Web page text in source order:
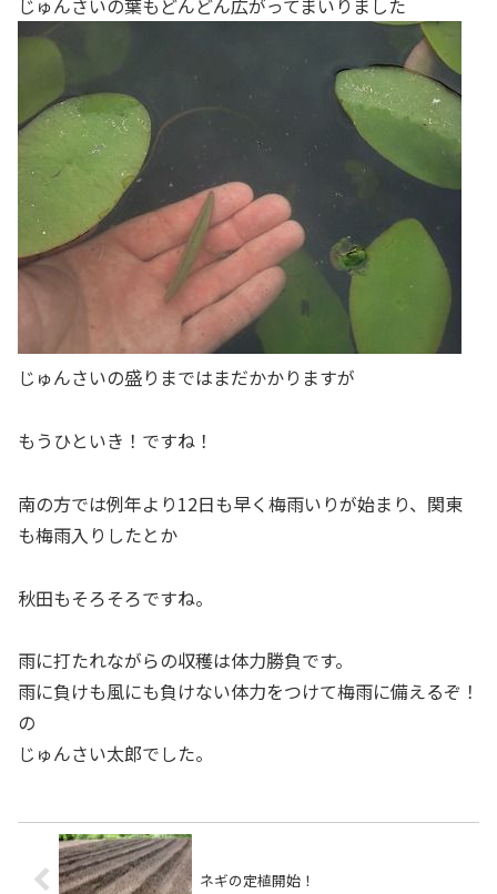
じゅんさいの葉もどんどん広がってまいりました
じゅんさいの盛りまではまだかかりますが
もうひといき！ですね！
南の方では例年より12日も早く梅雨いりが始まり、関東
も梅雨入りしたとか
秋田もそろそろですね。
雨に打たれながらの収穫は体力勝負です。
雨に負けも風にも負けない体力をつけて梅雨に備えるぞ！
の
じゅんさい太郎でした。
ネギの定植開始！